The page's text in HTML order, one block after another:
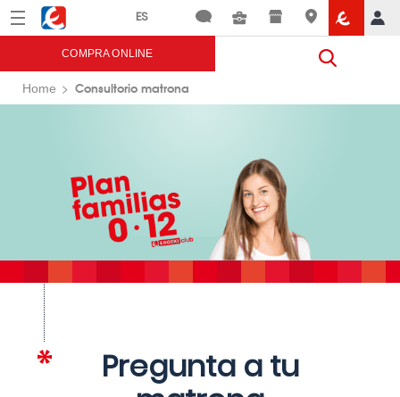
Menú Eroski
COMPRA ONLINE
Home Consultorio matrona
Pregunta a tu